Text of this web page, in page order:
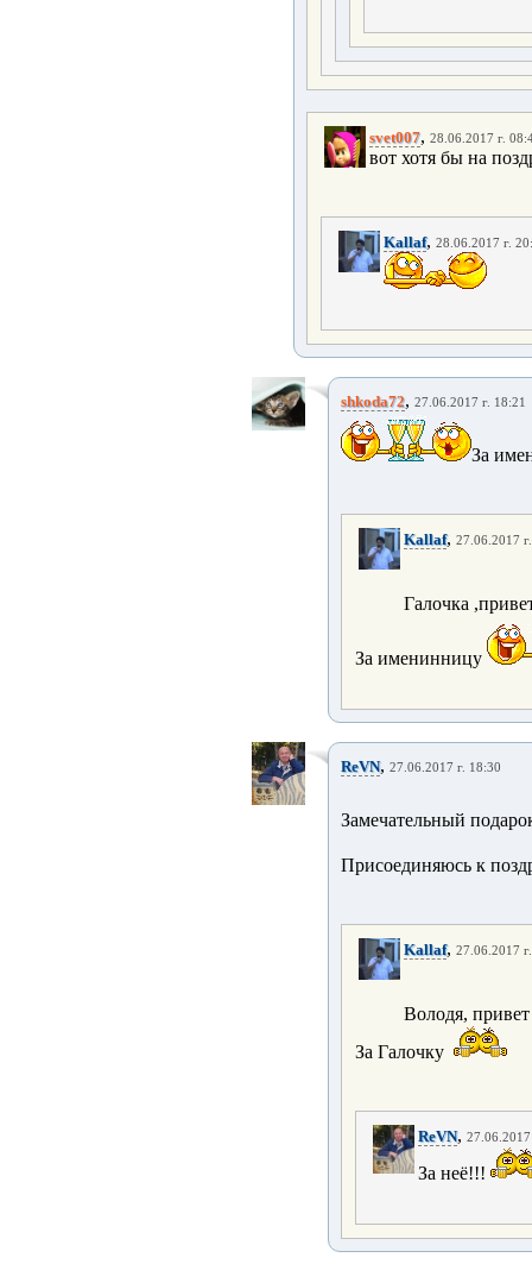
svet007, 28.06.2017 г.
вот хотя бы на
Kallaf, 28.06.2017 г.
shkoda72, 27.06.2017 г. 18:21
За
Kallaf, 27.06.2017
Галочка
За именинницу
ReVN, 27.06.2017 г. 18:30
Замечательный
Присоединяюсь к
Kallaf, 27.06.2017
Володя,
За Галочку
ReVN,
За неё!!!